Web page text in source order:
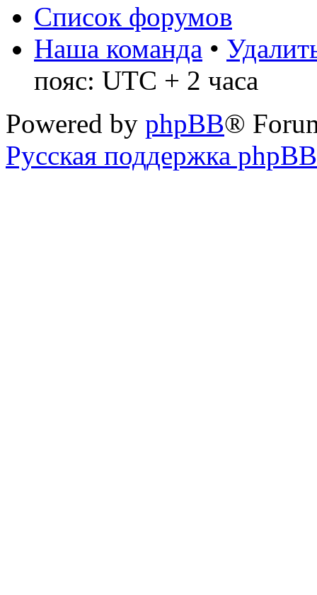
Список форумов
Наша команда •
пояс: UTC + 2 часа
Powered by phpBB®
Русская поддержка phpBB